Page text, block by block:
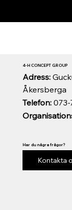
Telefon:073-
Adress:
Åkersberga
4-H CONCEPT GROUP
Har du några frågor?
Kontakta